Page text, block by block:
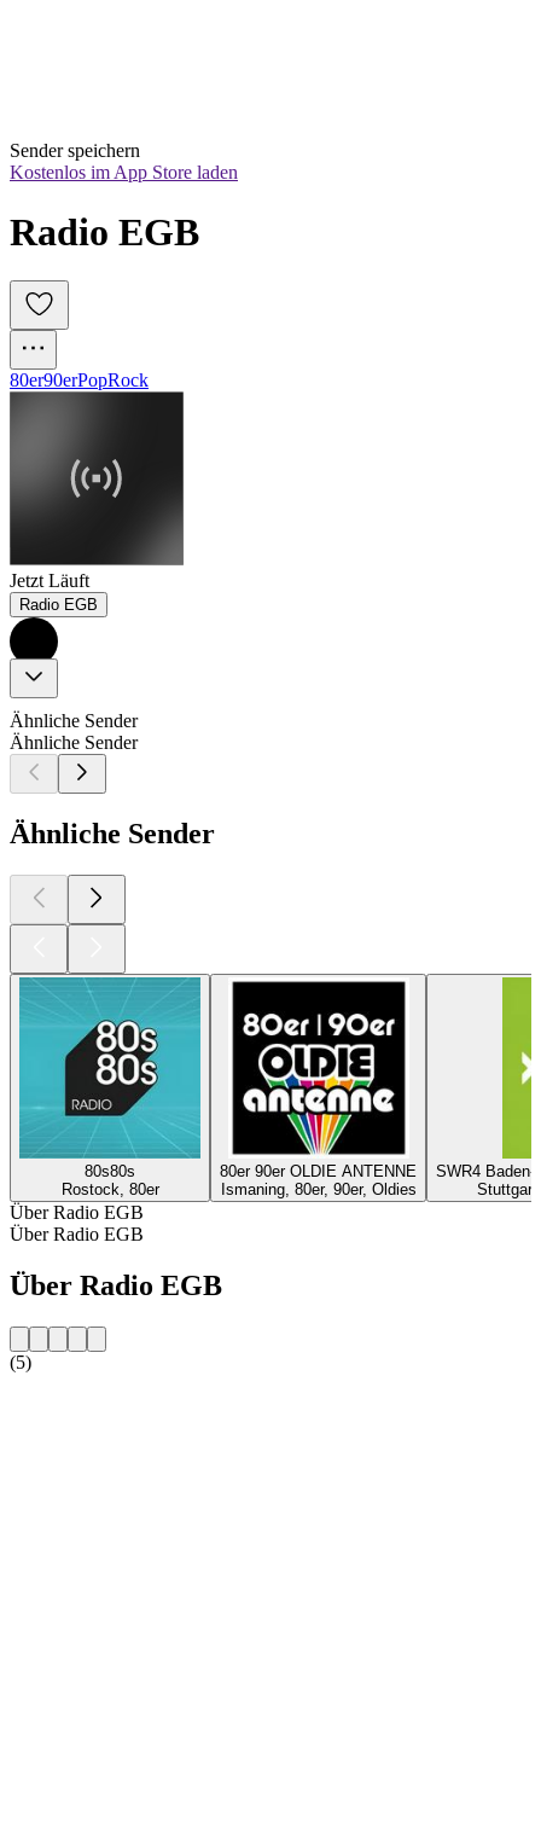
Sender speichern
Kostenlos im App Store laden
Radio EGB
80er90erPopRock
Jetzt Läuft
Radio EGB
Ähnliche Sender
Ähnliche Sender
Ähnliche Sender
80s80s
Rostock, 80er
80er 90er OLDIE ANTENNE
Ismaning, 80er, 90er, Oldies
SWR4 Baden-
Über Radio EGB
Über Radio EGB
Über Radio EGB
(5)